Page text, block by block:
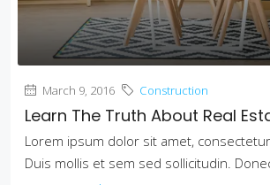
March 9, 2016 Construction
Learn The Truth About Real
Lorem ipsum dolor sit amet,
Duis mollis et sem sed sollicitudin.